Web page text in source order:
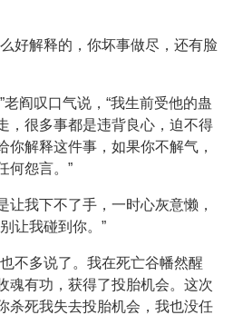
好解释的，你坏事做尽，还有脸
老阎叹口气说，“我生前受他的蛊
，很多事都是违背良心，迫不得
你解释这件事，如果你不解气，
何怨言。”
让我下不了手，一时心灰意懒，
让我碰到你。”
不多说了。我在死亡谷幡然醒
魂有功，获得了投胎机会。这次
杀死我失去投胎机会，我也没任